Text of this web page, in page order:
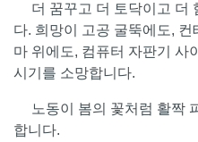
더 꿈꾸고 더 토닥이고 더
다. 희망이 고공 굴뚝에도,
마 위에도, 컴퓨터 자판기 사
시기를 소망합니다.
노동이 봄의 꽃처럼 활짝
합니다.